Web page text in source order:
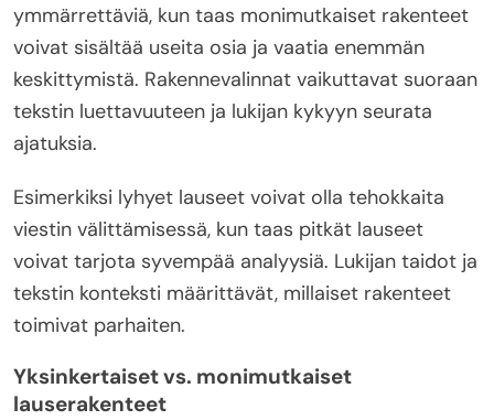
ymmärrettäviä, kun taas monimutkaiset rakenteet
voivat sisältää useita osia ja vaatia enemmän
keskittymistä. Rakennevalinnat vaikuttavat suoraan
tekstin luettavuuteen ja lukijan kykyyn seurata
ajatuksia.
Esimerkiksi lyhyet lauseet voivat olla tehokkaita
viestin välittämisessä, kun taas pitkät lauseet
voivat tarjota syvempää analyysiä. Lukijan taidot ja
tekstin konteksti määrittävät, millaiset rakenteet
toimivat parhaiten.
Yksinkertaiset vs. monimutkaiset
lauserakenteet